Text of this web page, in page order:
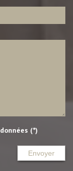
(*)
Envoyer